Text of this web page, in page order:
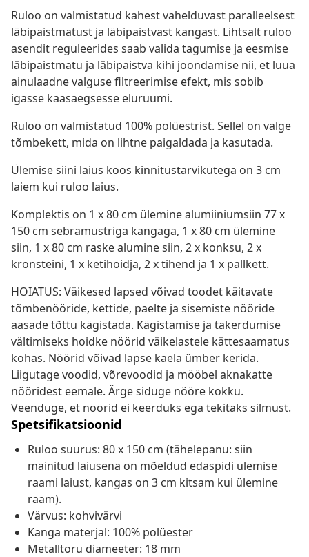
Ruloo on valmistatud kahest vahelduvast paralleelsest
läbipaistmatust ja läbipaistvast kangast. Lihtsalt ruloo
asendit reguleerides saab valida tagumise ja eesmise
läbipaistmatu ja läbipaistva kihi joondamise nii, et luua
ainulaadne valguse filtreerimise efekt, mis sobib
igasse kaasaegsesse eluruumi.
Ruloo on valmistatud 100% polüestrist. Sellel on valge
tõmbekett, mida on lihtne paigaldada ja kasutada.
Ülemise siini laius koos kinnitustarvikutega on 3 cm
laiem kui ruloo laius.
Komplektis on 1 x 80 cm ülemine alumiiniumsiin 77 x
150 cm sebramustriga kangaga, 1 x 80 cm ülemine
siin, 1 x 80 cm raske alumine siin, 2 x konksu, 2 x
kronsteini, 1 x ketihoidja, 2 x tihend ja 1 x pallkett.
HOIATUS: Väikesed lapsed võivad toodet käitavate
tõmbenööride, kettide, paelte ja sisemiste nööride
aasade tõttu kägistada. Kägistamise ja takerdumise
vältimiseks hoidke nöörid väikelastele kättesaamatus
kohas. Nöörid võivad lapse kaela ümber kerida.
Liigutage voodid, võrevoodid ja mööbel aknakatte
nööridest eemale. Ärge siduge nööre kokku.
Veenduge, et nöörid ei keerduks ega tekitaks silmust.
Spetsifikatsioonid
Ruloo suurus: 80 x 150 cm (tähelepanu: siin
mainitud laiusena on mõeldud edaspidi ülemise
raami laiust, kangas on 3 cm kitsam kui ülemine
raam).
Värvus: kohvivärvi
Kanga materjal: 100% polüester
Metalltoru diameeter: 18 mm